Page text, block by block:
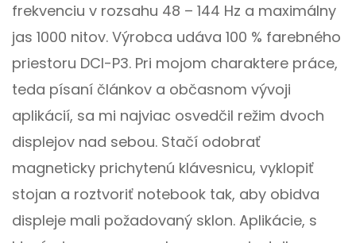
frekvenciu v rozsahu 48 – 144 Hz a maximálny
jas 1000 nitov. Výrobca udáva 100 % farebného
priestoru DCI-P3. Pri mojom charaktere práce,
teda písaní článkov a občasnom vývoji
aplikácií, sa mi najviac osvedčil režim dvoch
displejov nad sebou. Stačí odobrať
magneticky prichytenú klávesnicu, vyklopiť
stojan a roztvoriť notebook tak, aby obidva
displeje mali požadovaný sklon. Aplikácie, s